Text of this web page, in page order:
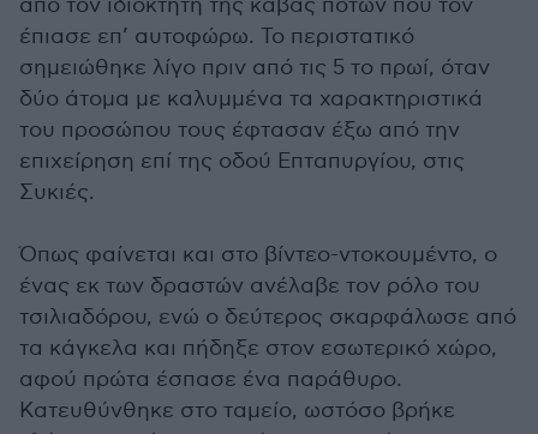
από τον ιδιοκτήτη της κάβας ποτών που τον
έπιασε επ’ αυτοφώρω. Το περιστατικό
σημειώθηκε λίγο πριν από τις 5 το πρωί, όταν
δύο άτομα με καλυμμένα τα χαρακτηριστικά
του προσώπου τους έφτασαν έξω από την
επιχείρηση επί της οδού Επταπυργίου, στις
Συκιές.
Όπως φαίνεται και στο βίντεο-ντοκουμέντο, ο
ένας εκ των δραστών ανέλαβε τον ρόλο του
τσιλιαδόρου, ενώ ο δεύτερος σκαρφάλωσε από
τα κάγκελα και πήδηξε στον εσωτερικό χώρο,
αφού πρώτα έσπασε ένα παράθυρο.
Κατευθύνθηκε στο ταμείο, ωστόσο βρήκε